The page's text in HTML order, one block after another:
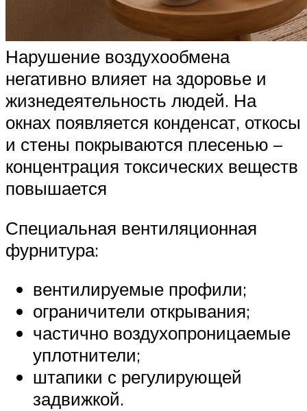
Нарушение воздухообмена
негативно влияет на здоровье и
жизнедеятельность людей. На
окнах появляется конденсат, откосы
и стены покрываются плесенью –
концентрация токсических веществ
повышается
Специальная вентиляционная
фурнитура:
вентилируемые профили;
ограничители открывания;
частично воздухопроницаемые
уплотнители;
штапики с регулирующей
задвижкой.